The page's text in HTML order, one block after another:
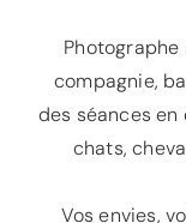
compagnie,
des séances
chats,
Vos envies,